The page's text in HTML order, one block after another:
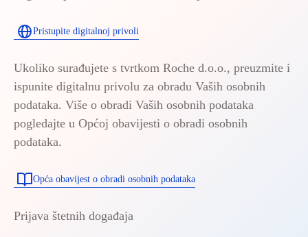
Pristupite digitalnoj privoli
Ukoliko surađujete s tvrtkom Roche d.o.o., preuzmite i
ispunite digitalnu privolu za obradu Vaših osobnih
podataka. Više o obradi Vaših osobnih podataka
pogledajte u Općoj obavijesti o obradi osobnih
podataka.
Opća obavijest o obradi osobnih podataka
Prijava štetnih događaja